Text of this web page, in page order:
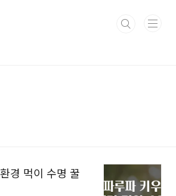
경 먹이 수명 꿀